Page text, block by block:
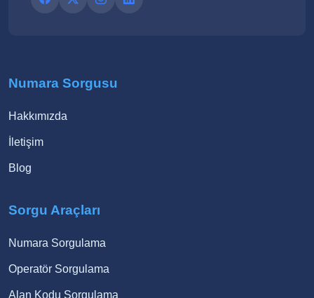
Numara Sorgusu
Hakkımızda
İletişim
Blog
Sorgu Araçları
Numara Sorgulama
Operatör Sorgulama
Alan Kodu Sorgulama